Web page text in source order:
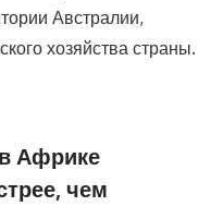
Австралии,
хозяйства страны.
Африке
чем